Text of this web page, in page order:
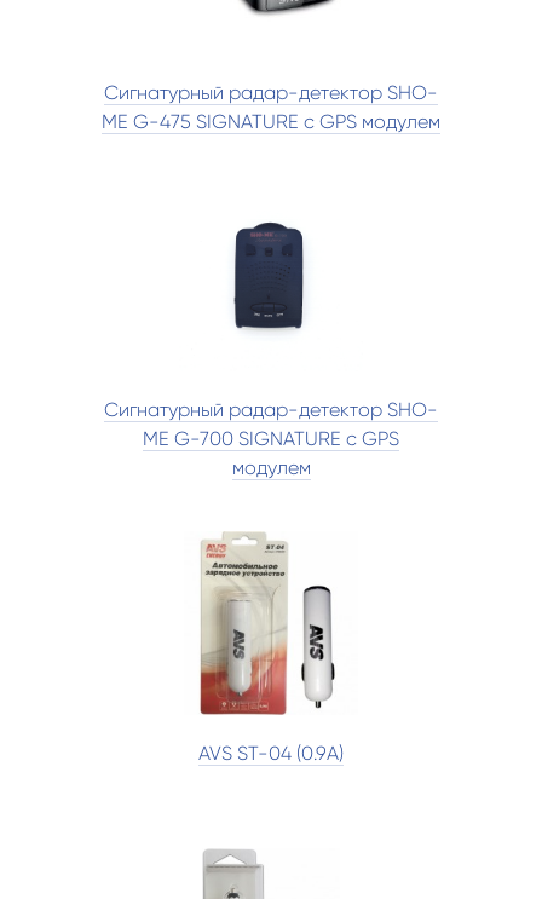
Сигнатурный радар-детектор SHO-
ME G-475 SIGNATURE с GPS модулем
Сигнатурный радар-детектор SHO-
ME G-700 SIGNATURE с GPS
модулем
AVS ST-04 (0.9А)